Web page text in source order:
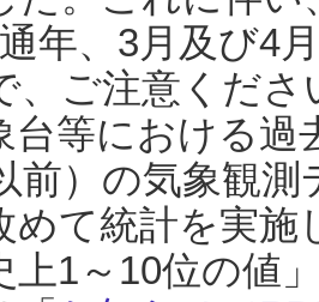
年、3月及び4
、ご注意くだ
台等における過
前）の気象観
めて統計を実
上1～10位の値